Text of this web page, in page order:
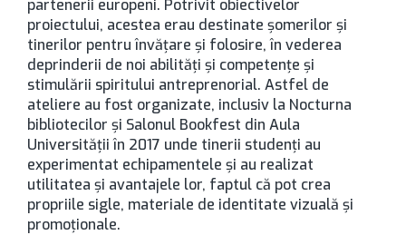
partenerii europeni. Potrivit obiectivelor
proiectului, acestea erau destinate șomerilor și
tinerilor pentru învățare și folosire, în vederea
deprinderii de noi abilități și competențe și
stimulării spiritului antreprenorial. Astfel de
ateliere au fost organizate, inclusiv la Nocturna
bibliotecilor și Salonul Bookfest din Aula
Universității în 2017 unde tinerii studenți au
experimentat echipamentele și au realizat
utilitatea și avantajele lor, faptul că pot crea
propriile sigle, materiale de identitate vizuală și
promoționale.